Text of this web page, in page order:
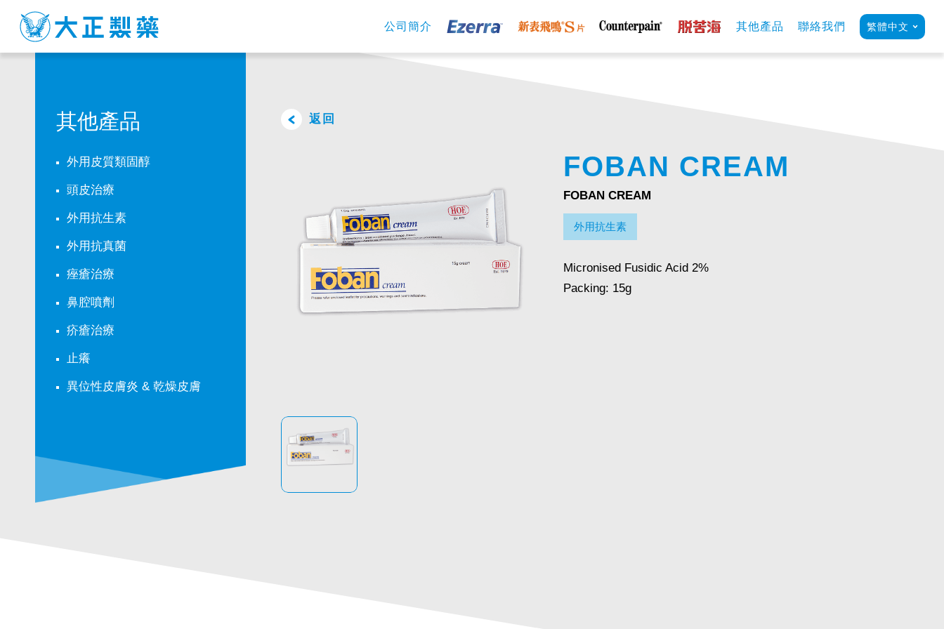
FOBAN
CREAM
繁體中文
公司簡介 其他產品 聯絡我們
其他產品
外用皮質類固醇
頭皮治療
外用抗生素
外用抗真菌
痤瘡治療
鼻腔噴劑
疥瘡治療
止癢
異位性皮膚炎 & 乾燥皮膚
返回
FOBAN CREAM
FOBAN CREAM
外用抗生素
Micronised Fusidic Acid 2%
Packing: 15g